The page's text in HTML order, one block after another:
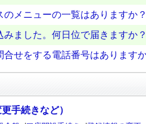
のメニューの一覧はありますか
みました。何日位で届きますか
合せをする電話番号はあります
手続きなど）